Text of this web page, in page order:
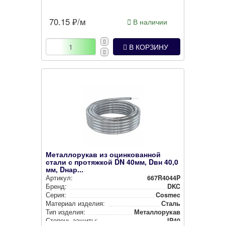
70.15 ₽/м В наличии
В КОРЗИНУ
Металлорукав из оцинкованной
стали с протяжкой DN 40мм, Dвн 40,0
мм, Dнар...
Артикул:
667R4044P
Бренд:
DKC
Серия:
Cosmec
Материал изделия:
Сталь
Тип изделия:
Метал­ло­ру­кав
Степень защиты:
IP40